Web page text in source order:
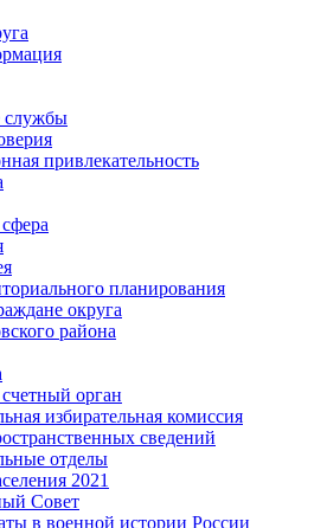
службы
привлекательность
планирования
округа
района
орган
избирательная комиссия
сведений
отделы
2021
Совет
в военной истории России